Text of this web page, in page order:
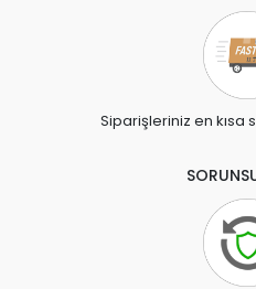
Siparişleriniz en kısa